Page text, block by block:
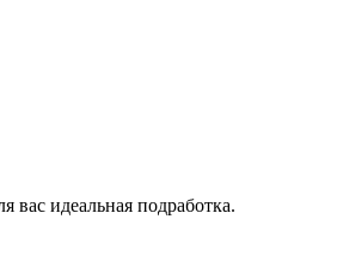
вас идеальная подработка.